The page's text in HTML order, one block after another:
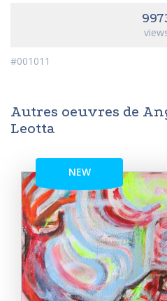
#001011
Autres oeuvres de
Leotta
NEW